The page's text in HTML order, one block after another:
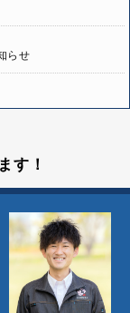
らせ
す！